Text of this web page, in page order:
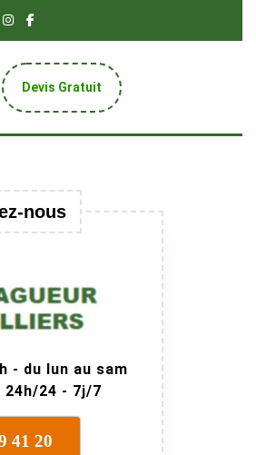
Devis Gratuit Get
A
nous
- du lun au sam
24h/24 - 7j/7
41 20